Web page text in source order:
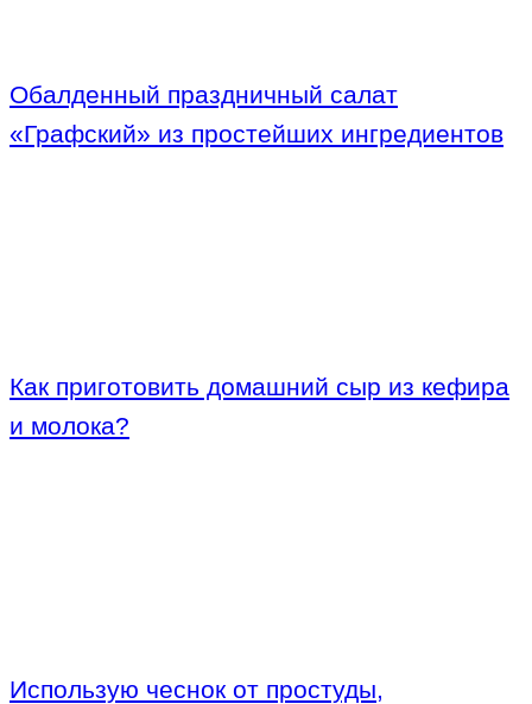
Обалденный праздничный салат
«Графский» из простейших ингредиентов
Как приготовить домашний сыр из кефира
и молока?
Использую чеснок от простуды,